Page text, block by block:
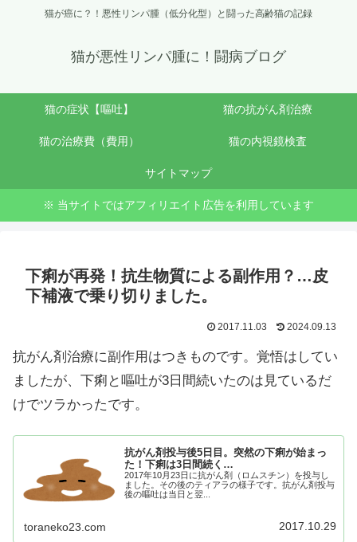
猫が癌に？！悪性リンパ腫（低分化型）と闘った高齢猫の記録
猫が悪性リンパ腫に！闘病ブログ
猫の症状【嘔吐】 猫の抗がん剤治療
猫の治療費（費用） 猫の内視鏡検査
サイトマップ
※ 当サイトではアフィリエイト広告を利用しています
下痢が再発！抗生物質による副作用？…皮
下補液で乗り切りました。
2017.11.03 2024.09.13
抗がん剤治療に副作用はつきものです。覚悟はしてい
ましたが、下痢と嘔吐が3日間続いたのは見ているだ
けでツラかったです。
抗がん剤投与後5日目。突然の下痢が始まっ
た！下痢は3日間続く…
2017年10月23日に抗がん剤（ロムスチン）を投与し
ました。その後のティアラの様子です。抗がん剤投与
後の嘔吐は当日と翌...
toraneko23.com 2017.10.29